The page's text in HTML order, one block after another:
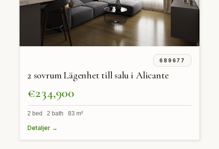
689677
2 sovrum Lägenhet till salu i Alicante
€234,900
2 bed 2 bath 83 m²
Detaljer →